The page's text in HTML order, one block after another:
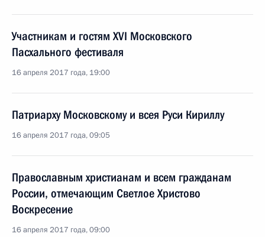
Участникам и гостям XVI Московского
Пасхального фестиваля
16 апреля 2017 года, 19:00
Патриарху Московскому и всея Руси Кириллу
16 апреля 2017 года, 09:05
Православным христианам и всем гражданам
России, отмечающим Светлое Христово
Воскресение
16 апреля 2017 года, 09:00